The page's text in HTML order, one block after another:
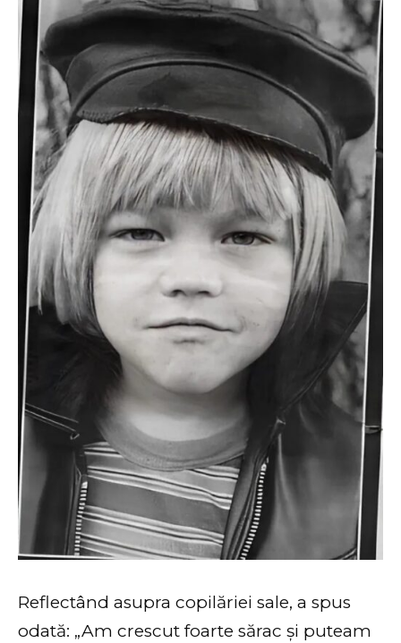
Reflectând asupra copilăriei sale, a spus
odată: „Am crescut foarte sărac și puteam